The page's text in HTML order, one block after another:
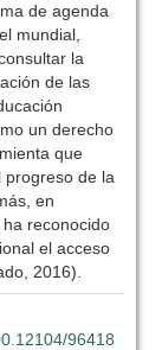
de agenda
mundial,
la
de las
un derecho
que
progreso de la
en
reconocido
el acceso
2016).
96418